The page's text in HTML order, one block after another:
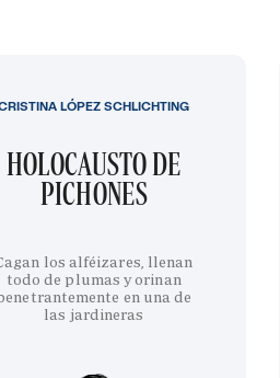
HOLOCAUSTO DE
PICHONES
los alféizares, llenan
todo de plumas y orinan
en una de
las jardineras
LÓPEZ SCHLICHTING